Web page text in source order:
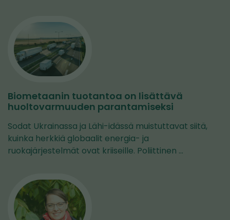
Biometaanin tuotantoa on lisättävä
huoltovarmuuden parantamiseksi
Sodat Ukrainassa ja Lähi-idässä muistuttavat siitä,
kuinka herkkiä globaalit energia- ja
ruokajärjestelmät ovat kriiseille. Poliittinen …